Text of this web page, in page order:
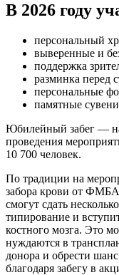
В 2026 году
персональный
выверенные и
поддержка
разминка перед
персональные
памятные
Юбилейный забег —
проведения
10 700 человек.
По традиции на
забора крови от ФМБА
смогут сдать
типирование и
костного мозга. Это
нуждаются в
донора и обрести
благодаря забегу в